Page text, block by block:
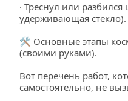
· Треснул или
удерживающая стекло).
🛠️ Основные этапы
(своими руками).
Вот перечень работ,
самостоятельно, не